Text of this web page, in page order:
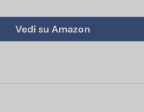
Vedi su Amazon